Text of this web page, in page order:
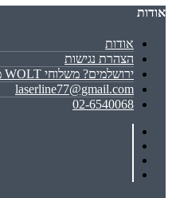
אודות
אודות
הצהרת נגישות
ירושלמים? משלוחי WOLT מעכשיו לעכשיו!
laserline77@gmail.com
02-6540068